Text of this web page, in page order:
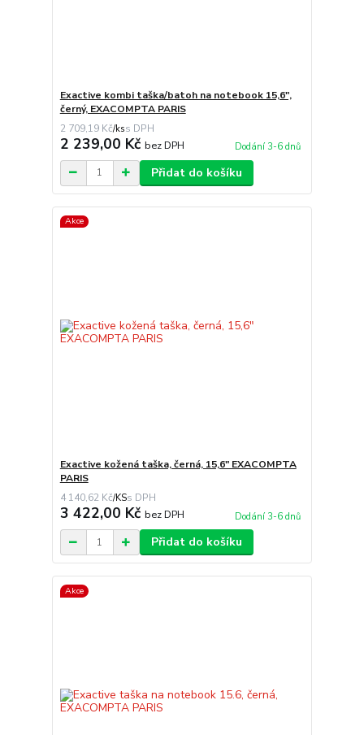
Exactive kombi taška/batoh na notebook 15,6",
černý, EXACOMPTA PARIS
2 709,19 Kč/ks
2 239,00 Kč bez DPH Dodání 3-6 dnů
Přidat do košíku
Akce
Exactive kožená taška, černá, 15,6" EXACOMPTA
PARIS
4 140,62 Kč/KS
3 422,00 Kč bez DPH Dodání 3-6 dnů
Přidat do košíku
Akce